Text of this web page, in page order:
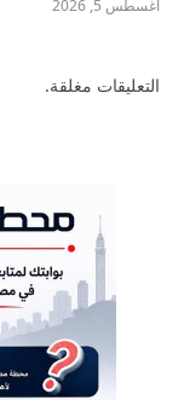
أغسطس 5, 2026
التعليقات مغلقة.